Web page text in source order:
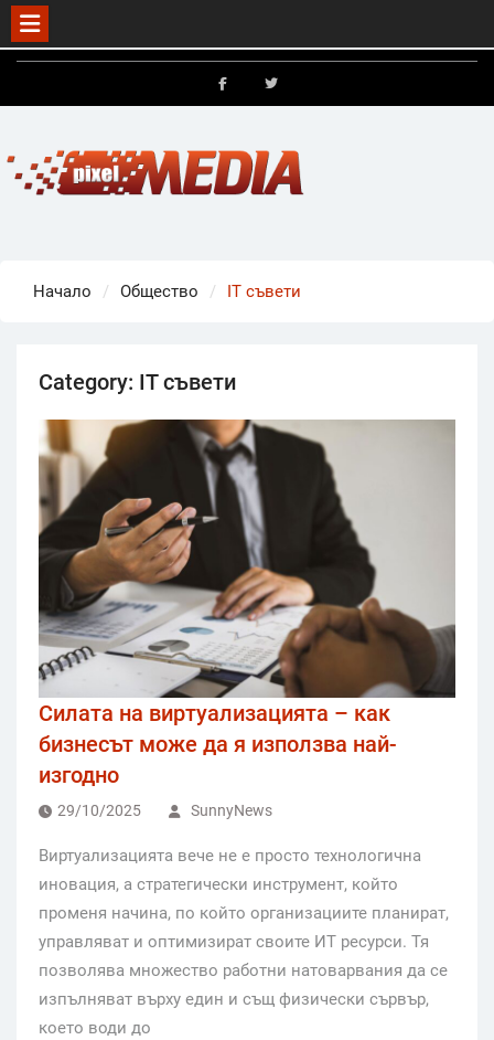
Skip
Начало Общество IT съвети
Category: IT съвети
Силата на виртуализацията – как
бизнесът може да я използва най-
изгодно
29/10/2025 SunnyNews
Виртуализацията вече не е просто технологична
иновация, а стратегически инструмент, който
променя начина, по който организациите планират,
управляват и оптимизират своите ИТ ресурси. Тя
позволява множество работни натоварвания да се
изпълняват върху един и същ физически сървър,
което води до